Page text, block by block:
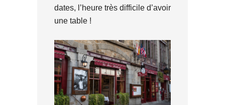
dates, l’heure très difficile d’avoir
une table !